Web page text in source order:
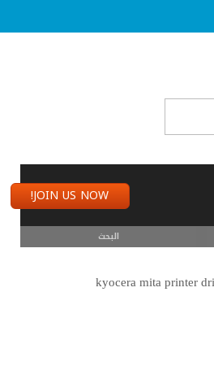
JOIN US NOW!
البحث